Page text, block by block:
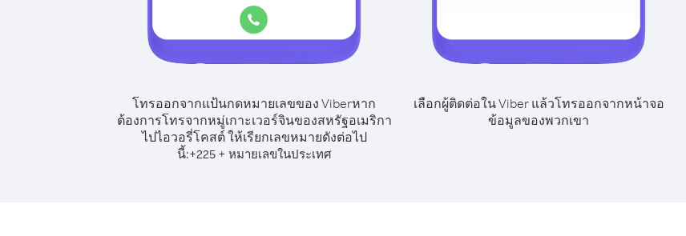
โทรออกจากแป้นกดหมายเลขของ Viberหาก
ต้องการโทรจากหมู่เกาะเวอร์จินของสหรัฐอเมริกา
ไปไอวอรี่โคสต์ ให้เรียกเลขหมายดังต่อไป
นี้:+225+ หมายเลขในประเทศ
เลือกผู้ติดต่อใน Viber แล้วโทรออกจากหน้าจอ
ข้อมูลของพวกเขา